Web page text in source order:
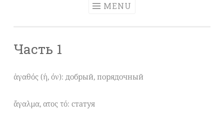
MENU
Часть 1
ἀγαθός (ή, όν): добрый, порядочный
ἄγαλμα, ατος τό: статуя